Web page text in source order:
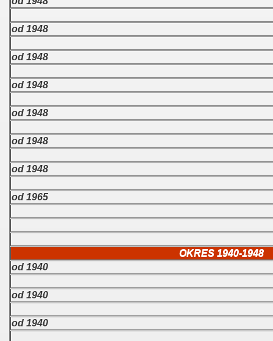
od 1948
od 1948
od 1948
od 1948
od 1948
od 1948
od 1965
OKRES 1940-1948
od 1940
od 1940
od 1940